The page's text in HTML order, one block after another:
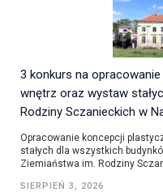
3 konkurs na
wnętrz oraz wystaw
Rodziny Sczanieckich w
Opracowanie koncepcji
stałych dla wszystkich
Ziemiaństwa im. Rodziny
SIERPIEŃ 3, 2026